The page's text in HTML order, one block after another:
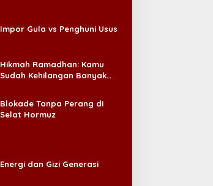
Impor Gula vs Penghuni Usus
Hikmah Ramadhan: Kamu
Sudah Kehilangan Banyak
Blokade Tanpa Perang di
Selat Hormuz
Energi dan Gizi Generasi